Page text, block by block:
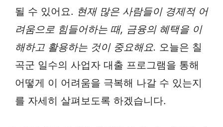
될 수 있어요. 현재 많은 사람들이 경제적 어
려움으로 힘들어하는 때, 금융의 혜택을 이
해하고 활용하는 것이 중요해요. 오늘은 칠
곡군 일수의 사업자 대출 프로그램을 통해
어떻게 이 어려움을 극복해 나갈 수 있는지
를 자세히 살펴보도록 하겠습니다.